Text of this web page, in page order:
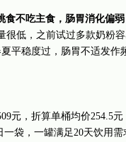
食不吃主食，肠胃消化偏
很低，之前试过多款奶粉
平稳度过，肠胃不适发作
元，折算单桶均价254.5
袋，一罐满足20天饮用需